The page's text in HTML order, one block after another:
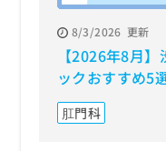
8/3/2026 更新
【2026年8月
ックおすすめ5
肛門科